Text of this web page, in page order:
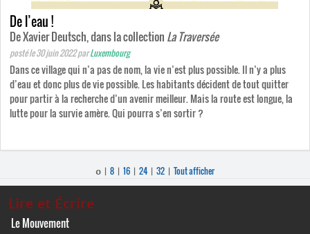
De l’eau !
De Xavier Deutsch, dans la collection La Traversée
posté le 30 juin 2022parLuxembourg
Dans ce village qui n’a pas de nom, la vie n’est plus possible. Il n’y a plus
d’eau et donc plus de vie possible. Les habitants décident de tout quitter
pour partir à la recherche d’un avenir meilleur. Mais la route est longue, la
lutte pour la survie amère. Qui pourra s’en sortir ?
0 | 8 | 16 | 24| 32 | Tout afficher
Lire et Écrire
Le Mouvement